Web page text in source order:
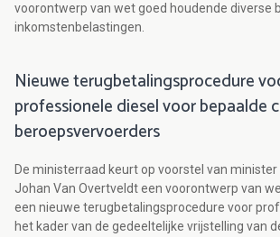
voorontwerp van wet goed houdende diverse
inkomstenbelastingen.
Nieuwe terugbetalingsprocedure
professionele diesel voor bepaalde
beroepsvervoerders
De ministerraad keurt op voorstel van minister
Johan Van Overtveldt een voorontwerp van
een nieuwe terugbetalingsprocedure voor
het kader van de gedeeltelijke vrijstelling van